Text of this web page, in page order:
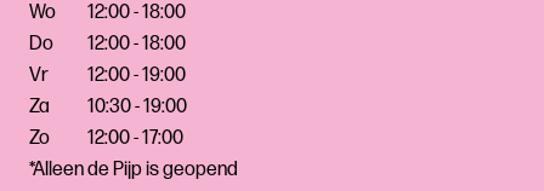
Wo
12:00 - 18:00
Do
12:00 - 18:00
Vr
12:00 - 19:00
Za
10:30 - 19:00
Zo
12:00 - 17:00
*Alleen de Pijp is geopend